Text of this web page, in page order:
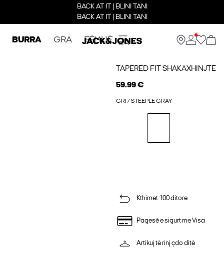
BACK AT IT | BLINI TANI
BACK AT IT | BLINI TANI
BURRA GRA FËMIJË
TAPERED FIT SHAKAXHINJTË
59.99 €
GRI / STEEPLE GRAY
Kthimet 100 ditore
Pagesë e sigurt me Visa
Artikuj të rinj çdo ditë